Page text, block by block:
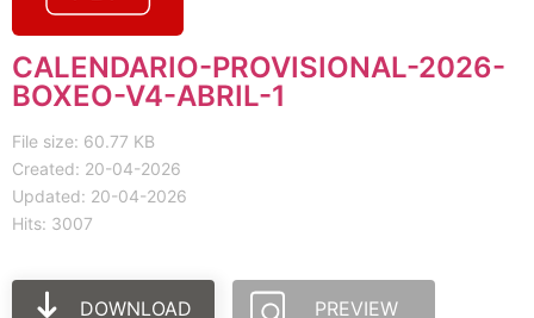
CALENDARIO-PROVISIONAL-2026-
BOXEO-V4-ABRIL-1
File size: 60.77 KB
Created: 20-04-2026
Updated: 20-04-2026
Hits: 3007
DOWNLOAD PREVIEW